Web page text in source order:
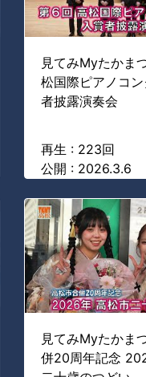
見てみMyたかま
松国際ピアノコ
者披露演奏会
再生 : 223回
公開 : 2026.3.6
見てみMyたかま
併20周年記念